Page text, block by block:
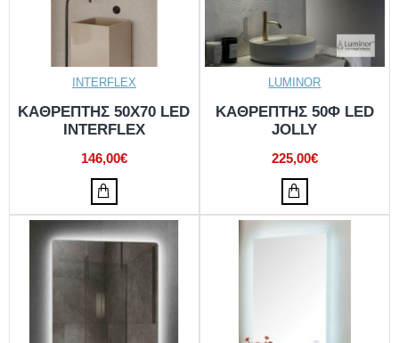
INTERFLEX
ΚΑΘΡΕΠΤΗΣ 50X70 LED
INTERFLEX
146,00€
LUMINOR
ΚΑΘΡΕΠΤΗΣ 50Φ LED
JOLLY
225,00€